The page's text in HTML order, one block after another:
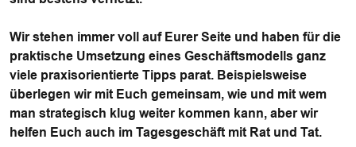
Wir stehen immer voll auf Eurer Seite und haben für die
praktische Umsetzung eines Geschäftsmodells ganz
viele praxisorientierte Tipps parat. Beispielsweise
überlegen wir mit Euch gemeinsam, wie und mit wem
man strategisch klug weiter kommen kann, aber wir
helfen Euch auch im Tagesgeschäft mit Rat und Tat.